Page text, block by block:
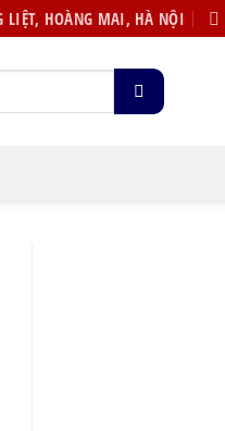
LIỆT, HOÀNG MAI, HÀ NỘI